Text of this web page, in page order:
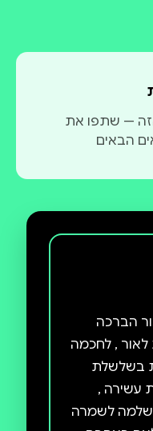
הזה — שתפו את
הבאים
הברכה
, לחכמה
בשלשלת
עשירה ,
שלמה לשמרה